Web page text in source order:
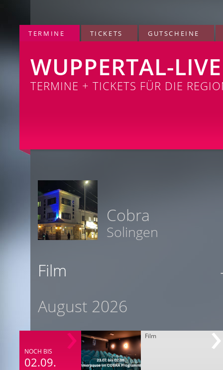
TERMINE TICKETS GUTSCHEINE
WUPPERTAL-LIVE
TERMINE + TICKETS FÜR DIE
Cobra
Solingen
Film
August 2026
NOCH BIS
02.09.
Film